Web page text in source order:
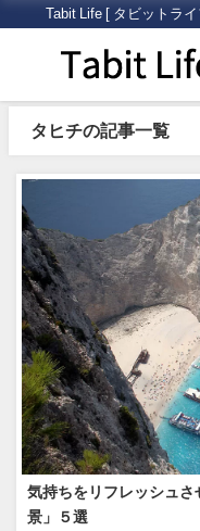
Tabit Life [ タビットラ
タヒチの記事一覧
気持ちをリフレッシュ
景」５選